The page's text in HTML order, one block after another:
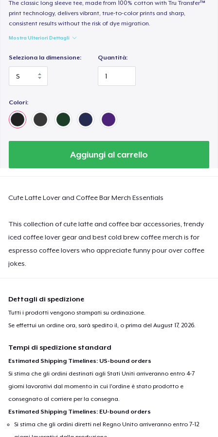
The classic long sleeve tee, made from 100% cotton with Tru Transfer™
print technology, delivers vibrant, true-to-color prints and sharp,
consistent results without the risk of dye migration.
Mostra Ulteriori Dettagli
Seleziona la dimensione: Quantità:
Colori:
Aggiungi al carrello
Cute Latte Lover and Coffee Bar Merch Essentials
This collection of cute latte and coffee bar accessories, trendy
iced coffee lover gear and best cold brew coffee merch is for
espresso coffee lovers who appreciate funny pour over coffee
jokes.
Dettagli di spedizione
Tutti i prodotti vengono stampati su ordinazione.
Se effettui un ordine ora, sarà spedito il, o prima delAugust 17, 2026.
Tempi di spedizione standard
Estimated Shipping Timelines: US-bound orders
Si stima che gli ordini destinati agli Stati Uniti arriveranno entro 4-7
giorni lavorativi dal momento in cui l'ordine è stato prodotto e
consegnato al corriere per la consegna.
Estimated Shipping Timelines: EU-bound orders
Si stima che gli ordini diretti nel Regno Unito arriveranno entro 7-12
Heavy Tee
44,99 USD
Tru Transfer Printed Classic Tee
Tru Transfer Unisex Crewneck Sweatshirt
40,99 USD
Classic Long Sleeve Tee
24,99 USD